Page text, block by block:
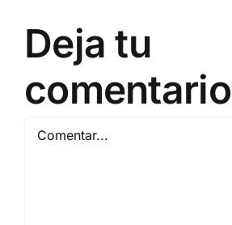
Deja tu
comentario
Comentar